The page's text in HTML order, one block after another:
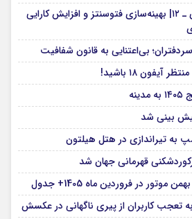
هسته‌ای در کشاورزی ـ ۱۲| بهینه‌سازی فتوسنتز و افزایش کارایی
بی‌اعتنایی به قانون شفافیت
به تیراندازی در هتل هیلتون
رکوردشکنی قهرمانی جهان شد
تعجب کاربران از پیری ناگهانی در عکسش